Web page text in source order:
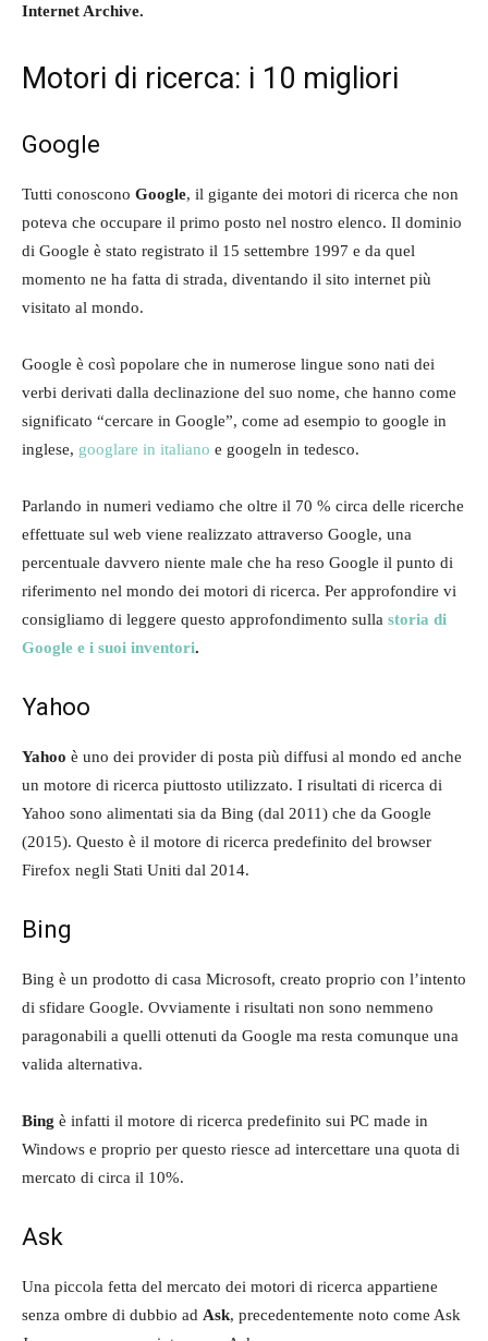
Internet Archive.
Motori di ricerca: i 10 migliori
Google
Tutti conoscono Google, il gigante dei motori di ricerca che non
poteva che occupare il primo posto nel nostro elenco. Il dominio
di Google è stato registrato il 15 settembre 1997 e da quel
momento ne ha fatta di strada, diventando il sito internet più
visitato al mondo.
Google è così popolare che in numerose lingue sono nati dei
verbi derivati dalla declinazione del suo nome, che hanno come
significato “cercare in Google”, come ad esempio to google in
inglese, googlare in italiano e googeln in tedesco.
Parlando in numeri vediamo che oltre il 70 % circa delle ricerche
effettuate sul web viene realizzato attraverso Google, una
percentuale davvero niente male che ha reso Google il punto di
riferimento nel mondo dei motori di ricerca. Per approfondire vi
consigliamo di leggere questo approfondimento sulla storia di
Google e i suoi inventori.
Yahoo
Yahoo è uno dei provider di posta più diffusi al mondo ed anche
un motore di ricerca piuttosto utilizzato. I risultati di ricerca di
Yahoo sono alimentati sia da Bing (dal 2011) che da Google
(2015). Questo è il motore di ricerca predefinito del browser
Firefox negli Stati Uniti dal 2014.
Bing
Bing è un prodotto di casa Microsoft, creato proprio con l’intento
di sfidare Google. Ovviamente i risultati non sono nemmeno
paragonabili a quelli ottenuti da Google ma resta comunque una
valida alternativa.
Bing è infatti il motore di ricerca predefinito sui PC made in
Windows e proprio per questo riesce ad intercettare una quota di
mercato di circa il 10%.
Ask
Una piccola fetta del mercato dei motori di ricerca appartiene
senza ombre di dubbio ad Ask, precedentemente noto come Ask